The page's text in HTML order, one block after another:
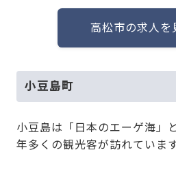
高松市の求人を
小豆島町
小豆島は「日本のエーゲ海」
年多くの観光客が訪れています